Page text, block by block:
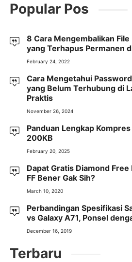
Popular Pos
8 Cara Mengembalikan
yang Terhapus Permanen
February 24, 2022
Cara Mengetahui
yang Belum Terhubung di
Praktis
November 26, 2024
Panduan Lengkap
200KB
February 20, 2025
Dapat Gratis Diamond
FF Bener Gak Sih?
March 10, 2020
Perbandingan Spesifikasi
vs Galaxy A71, Ponsel
December 16, 2019
Terbaru